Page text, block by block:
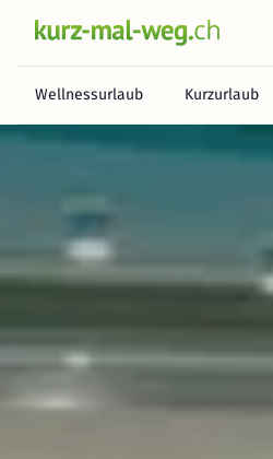
Wellnessurlaub Kurzurlaub